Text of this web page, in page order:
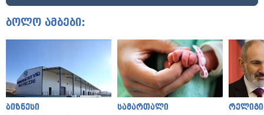
ბოლო ამბები:
ბიზნესი სამართალი